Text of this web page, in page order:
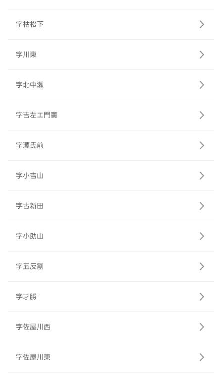
字枯松下
字川東
字北中瀬
字吉左エ門裏
字源氏前
字小吉山
字古新田
字小助山
字五反割
字才勝
字佐屋川西
字佐屋川東